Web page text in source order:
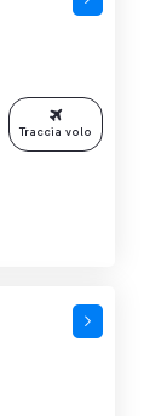
Traccia volo